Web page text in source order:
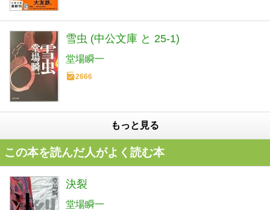
雪虫 (中公文庫 と 25-1)
堂場瞬一
2666
もっと見る
この本を読んだ人がよく読む本
決裂
堂場瞬一